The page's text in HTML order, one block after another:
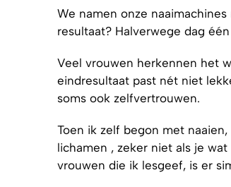
We namen onze
resultaat? Halverwege dag
Veel vrouwen herkennen het
eindresultaat past nét niet
soms ook zelfvertrouwen.
Toen ik zelf begon met
lichamen , zeker niet als je
vrouwen die ik lesgeef, is er